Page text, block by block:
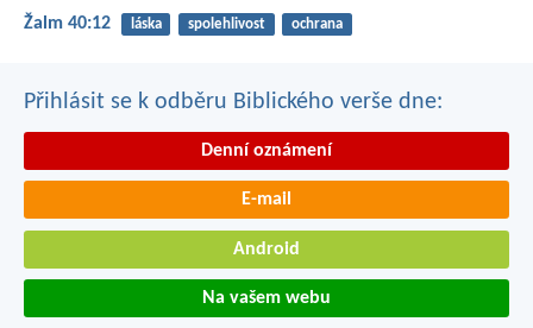
Žalm 40:12 láska spolehlivost ochrana
Přihlásit se k odběru Biblického verše dne:
Denní oznámení
E-mail
Android
Na vašem webu